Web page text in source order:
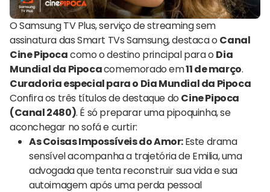
O Samsung TV Plus, serviço de streaming sem
assinatura das Smart TVs Samsung, destaca o Canal
Cine Pipocacomo o destino principal para o Dia
Mundial da Pipocacomemorado em11 de março.
Curadoria especial para o Dia Mundial da Pipoca
Confira os três títulos de destaque do Cine Pipoca
(Canal 2480). É só preparar uma pipoquinha, se
aconchegar no sofá e curtir:
As Coisas Impossíveis do Amor:Este drama
sensível acompanha a trajetória de Emilia, uma
advogada que tenta reconstruir sua vida e sua
autoimagem após uma perda pessoal